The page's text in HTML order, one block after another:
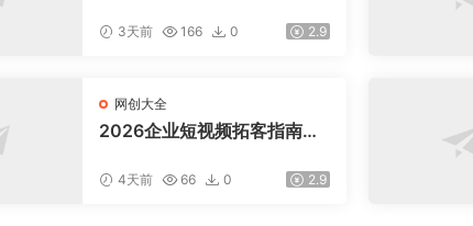
3天前 166 0 2.9
网创大全
2026企业短视频拓客指南：
案镜头实操，打通公域引流私
4天前 66 0 2.9